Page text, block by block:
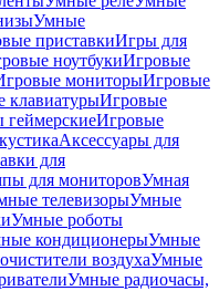
Умные
приставкиИгры для
ноутбукиИгровые
мониторыИгровые
клавиатурыИгровые
геймерскиеИгровые
Аксессуары для
для
для мониторовУмная
телевизорыУмные
Умные роботы
кондиционерыУмные
воздухаУмные
Умные радиочасы,